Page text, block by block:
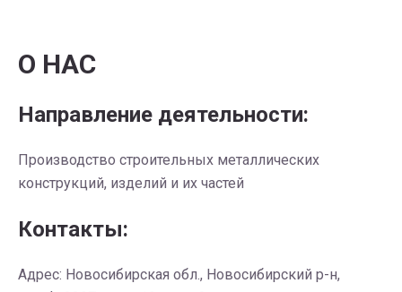
О НАС
Направление деятельности:
Производство строительных металлических
конструкций, изделий и их частей
Контакты:
Адрес: Новосибирская обл., Новосибирский р-н,